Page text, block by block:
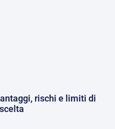
rischi e limiti di